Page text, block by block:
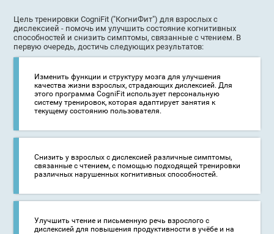
Цель тренировки CogniFit ("КогниФит") для взрослых с
дислексией - помочь им улучшить состояние когнитивных
способностей и снизить симптомы, связанные с чтением. В
первую очередь, достичь следующих результатов:
Изменить функции и структуру мозга для улучшения
качества жизни взрослых, страдающих дислексией. Для
этого программа CogniFit использует персональную
систему тренировок, которая адаптирует занятия к
текущему состоянию пользователя.
Снизить у взрослых с дислексией различные симптомы,
связанные с чтением, с помощью подходящей тренировки
различных нарушенных когнитивных способностей.
Улучшить чтение и письменную речь взрослого с
дислексией для повышения продуктивности в учёбе и на